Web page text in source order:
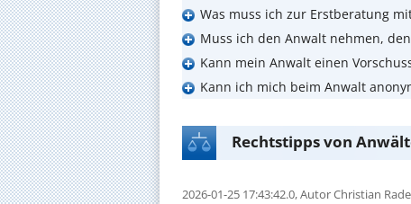
Was muss ich zur Erstberatung
Muss ich den Anwalt nehmen,
Kann mein Anwalt einen
Kann ich mich beim Anwalt
Rechtstipps von
2026-01-25 17:43:42.0,Autor Christian